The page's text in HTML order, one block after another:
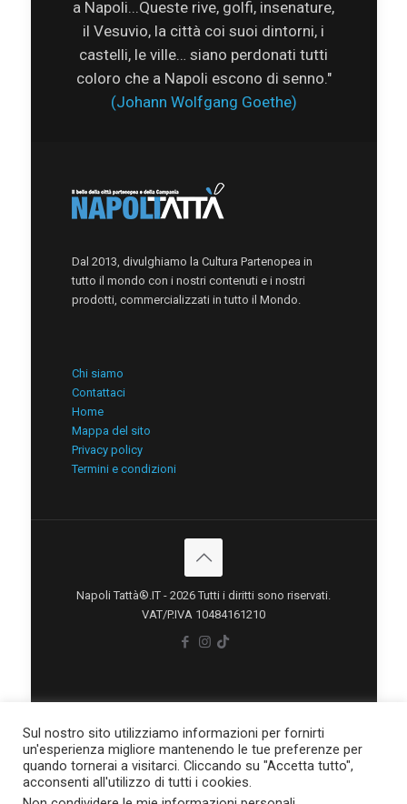
a Napoli...Queste rive, golfi, insenature,
il Vesuvio, la città coi suoi dintorni, i
castelli, le ville… siano perdonati tutti
coloro che a Napoli escono di senno."
(Johann Wolfgang Goethe)
Dal 2013, divulghiamo la Cultura Partenopea in
tutto il mondo con i nostri contenuti e i nostri
prodotti, commercializzati in tutto il Mondo.
Chi siamo
Contattaci
Home
Mappa del sito
Privacy policy
Termini e condizioni
Napoli Tattà®.IT - 2026 Tutti i diritti sono riservati.
VAT/P.IVA 10484161210
Sul nostro sito utilizziamo informazioni per fornirti
un'esperienza migliore mantenendo le tue preferenze per
quando tornerai a visitarci. Cliccando su "Accetta tutto",
acconsenti all'utilizzo di tutti i cookies.